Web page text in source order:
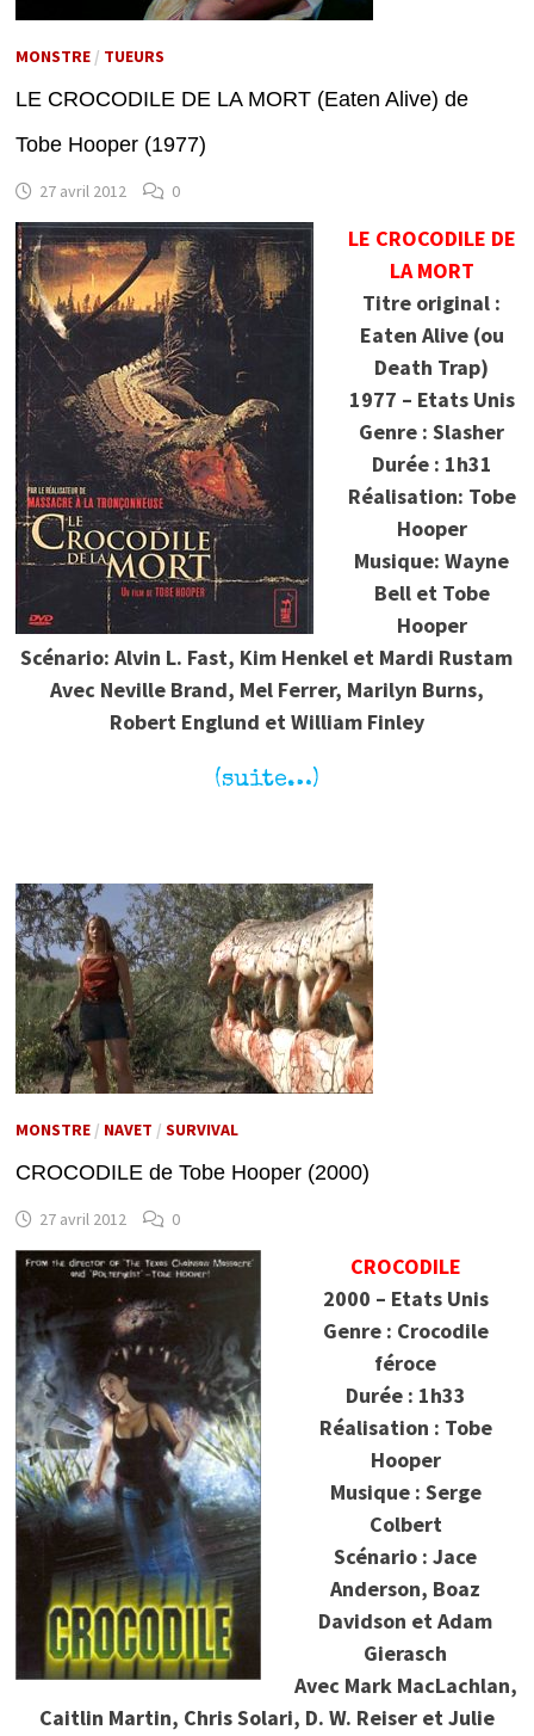
MONSTRE/ TUEURS
LE CROCODILE DE LA MORT (Eaten Alive) de
Tobe Hooper (1977)
27 avril 2012 0
LE CROCODILE DE
LA MORT
Titre original :
Eaten Alive (ou
Death Trap)
1977 – Etats Unis
Genre : Slasher
Durée : 1h31
Réalisation: Tobe
Hooper
Musique: Wayne
Bell et Tobe
Hooper
Scénario: Alvin L. Fast, Kim Henkel et Mardi Rustam
Avec Neville Brand, Mel Ferrer, Marilyn Burns,
Robert Englund et William Finley
(suite…)
MONSTRE/ NAVET / SURVIVAL
CROCODILE de Tobe Hooper (2000)
27 avril 2012 0
CROCODILE
2000 – Etats Unis
Genre : Crocodile
féroce
Durée : 1h33
Réalisation : Tobe
Hooper
Musique : Serge
Colbert
Scénario : Jace
Anderson, Boaz
Davidson et Adam
Gierasch
Avec Mark MacLachlan,
Caitlin Martin, Chris Solari, D. W. Reiser et Julie